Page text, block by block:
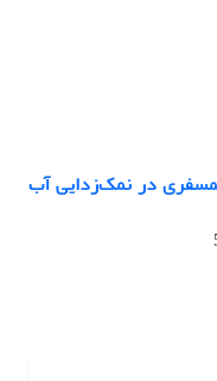
در نمک‌زدایی آب